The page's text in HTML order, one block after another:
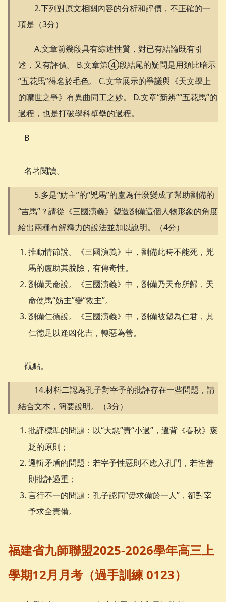
2.下列對原文相關內容的分析和評價，不正確的一
項是（3分）
A.文章前幾段具有綜述性質，對已有結論既有引
述，又有評價。 B.文章第④段結尾的疑問是用類比暗示
“五花馬”得名於毛色。 C.文章展示的爭議與《天文學上
的曠世之爭》有異曲同工之妙。 D.文章“新辨”“五花馬”的
過程，也是打破學科壁壘的過程。
B
名著閱讀。
5.多是“妨主”的“兇馬”的盧為什麼變成了幫助劉備的
“吉馬”？請從《三國演義》塑造劉備這個人物形象的角度
給出兩種有解釋力的說法並加以說明。（4分）
推動情節說。《三國演義》中，劉備此時不能死，兇
馬的盧助其脫險，有傳奇性。
劉備天命說。《三國演義》中，劉備乃天命所歸，天
命使馬“妨主”變“救主”。
劉備仁德說。《三國演義》中，劉備被塑為仁君，其
仁德足以逢凶化吉，轉惡為善。
觀點。
14.材料二認為孔子對宰予的批評存在一些問題，請
結合文本，簡要說明。（3分）
批評標準的問題：以“大惡”責“小過”，違背《春秋》褒
貶的原則；
邏輯矛盾的問題：若宰予性惡則不應入孔門，若性善
則批評過重；
言行不一的問題：孔子認同“毋求備於一人”，卻對宰
予求全責備。
福建省九師聯盟2025-2026學年高三上
學期12月月考（過手訓練 0123）